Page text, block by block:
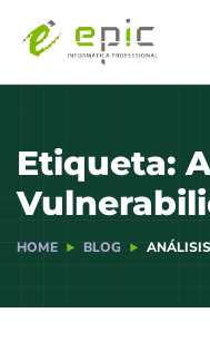
Etiqueta:
HOME BLOG